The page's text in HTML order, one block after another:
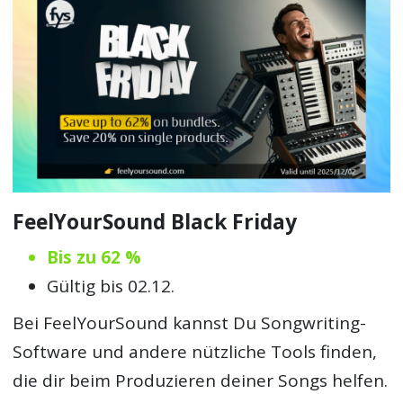
FeelYourSound Black Friday
Bis zu 62 %
Gültig bis 02.12.
Bei FeelYourSound kannst Du Songwriting-
Software und andere nützliche Tools finden,
die dir beim Produzieren deiner Songs helfen.